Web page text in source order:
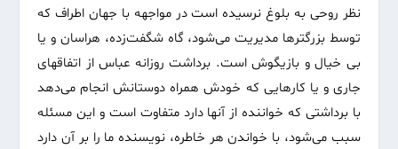
نظر روحی به بلوغ نرسیده است در مواجهه با جهان اطراف که
توسط بزرگترها مدیریت می‌شود، گاه شگفت‌زده، هراسان و یا
بی خیال و بازیگوش است. برداشت روزانه عباس از اتفاقهای
جاری و یا کارهایی که خودش همراه دوستانش انجام می‌دهد
با برداشتی که خواننده از آنها دارد متفاوت است و این مسئله
سبب می‌شود، با خواندن هر خاطره، نویسنده ما را بر آن دارد